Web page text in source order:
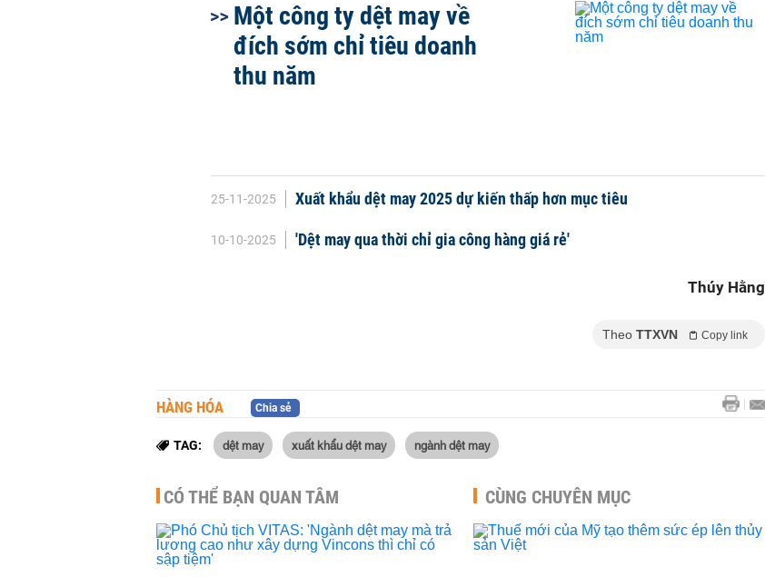
Một công ty dệt may về
đích sớm chỉ tiêu doanh
thu năm
25-11-2025 Xuất khẩu dệt may 2025 dự kiến thấp hơn mục tiêu
10-10-2025 'Dệt may qua thời chỉ gia công hàng giá rẻ'
Thúy Hằng
Theo TTXVN Copy link
HÀNG HÓA Chia sẻ
TAG: dệt may xuất khẩu dệt may ngành dệt may
CÓ THỂ BẠN QUAN TÂM CÙNG CHUYÊN MỤC